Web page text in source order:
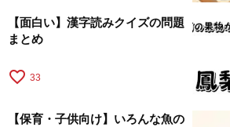
【面白い】漢字読みクイズの問題
まとめ
favorite_border 33
【保育・子供向け】いろんな魚の